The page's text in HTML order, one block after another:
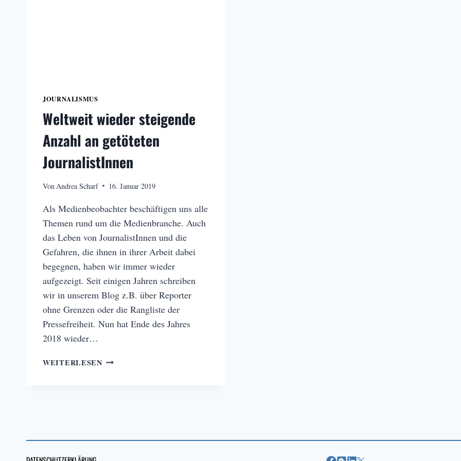
JOURNALISMUS
Weltweit wieder steigende
Anzahl an getöteten
JournalistInnen
VonAndrea Scharf 16. Januar 2019
Als Medienbeobachter beschäftigen uns alle
Themen rund um die Medienbranche. Auch
das Leben von JournalistInnen und die
Gefahren, die ihnen in ihrer Arbeit dabei
begegnen, haben wir immer wieder
aufgezeigt. Seit einigen Jahren schreiben
wir in unserem Blog z.B. über Reporter
ohne Grenzen oder die Rangliste der
Pressefreiheit. Nun hat Ende des Jahres
2018 wieder…
WEITERLESENWELTWEIT